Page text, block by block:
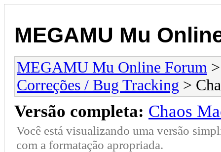
MEGAMU Mu
MEGAMU Mu Online Forum
Correções / Bug Tracking >
Versão completa: Chaos
Você está visualizando uma versão
com a formatação apropriada.